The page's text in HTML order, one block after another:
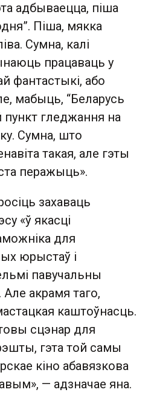
адбываецца, піша
Піша, мякка
Сумна, калі
працаваць у
фантастыкі, або
мабыць, “Беларусь
пункт гледжання на
Сумна, што
такая, але гэты
перажыць».
захаваць
«ў якасці
для
юрыстаў і
павучальны
акрамя таго,
каштоўнасць.
сцэнар для
гэта той самы
кіно абавязкова
— адзначае яна.